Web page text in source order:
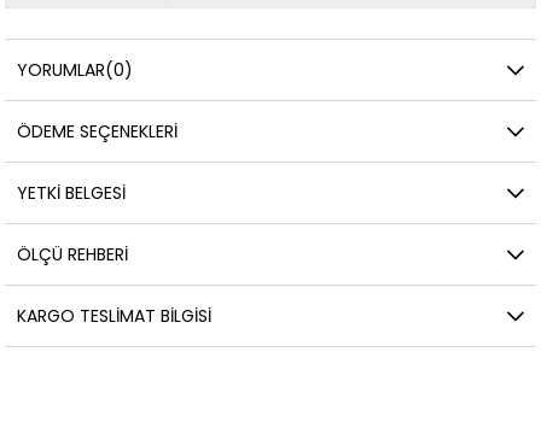
YORUMLAR(0)
ÖDEME SEÇENEKLERI
YETKİ BELGESİ
ÖLÇÜ REHBERI
KARGO TESLIMAT BILGISI